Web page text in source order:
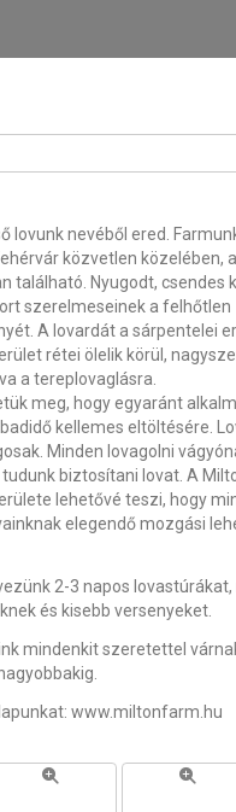
lovunk nevéből ered.
közvetlen közelében, a
található. Nyugodt, csendes
szerelmeseinek a felhőtlen
A lovardát a sárpentelei
rétei ölelik körül,
a tereplovaglásra.
meg, hogy egyaránt
kellemes eltöltésére.
Minden lovagolni
biztosítani lovat. A
lehetővé teszi, hogy
elegendő mozgási
2-3 napos lovastúrákat,
és kisebb versenyeket.
mindenkit szeretettel
www.miltonfarm.hu